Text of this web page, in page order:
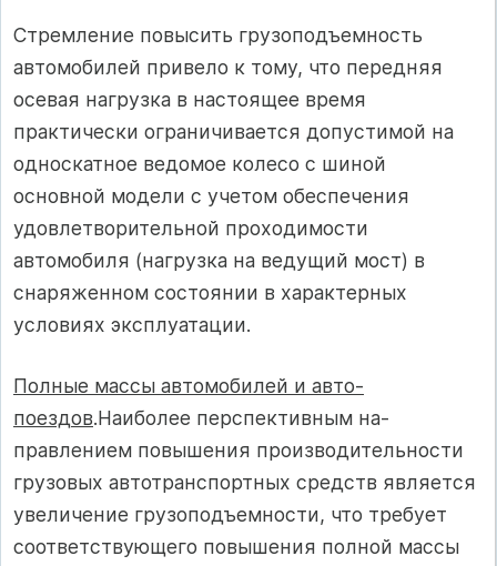
Стремление повысить грузоподъем­ность
автомобилей привело к тому, что передняя
осевая нагрузка в настоящее время
практически ограничивается до­пустимой на
односкатное ведомое колесо с шиной
основной модели с учетом обеспечения
удовлетворительной проходимости
автомобиля (нагрузка на ведущий мост) в
снаряженном со­стоянии в характерных
условиях эксплуатации.
Полные массы автомобилей и авто­
поездов.Наиболее перспективным на­
правлением повышения производитель­ности
грузовых автотранспортных средств является
увеличение грузо­подъемности, что требует
соответствующего повышения полной массы